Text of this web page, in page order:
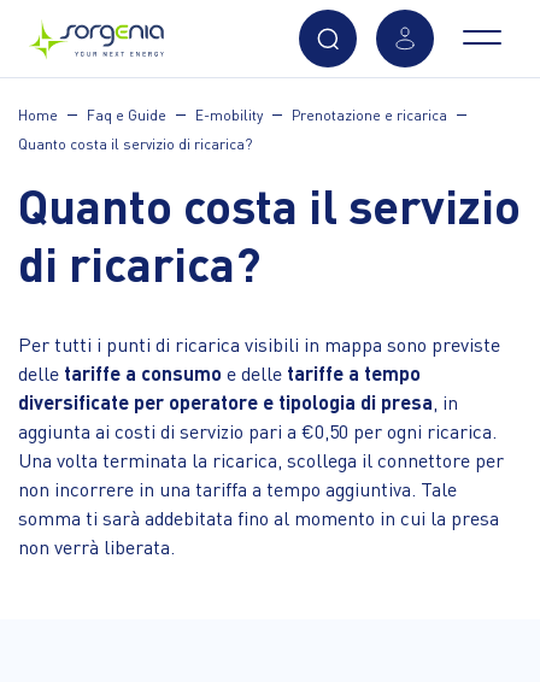
contenuto
Home Faq e Guide E-mobility
Prenotazione e ricarica
Quanto costa il servizio di ricarica?
Quanto costa il servizio
di ricarica?
Per tutti i punti di ricarica visibili in mappa sono previste
delle tariffe a consumo e delle tariffe a tempo
diversificate per operatore e tipologia di presa , in
aggiunta ai costi di servizio pari a €0,50 per ogni ricarica.
Una volta terminata la ricarica, scollega il connettore per
non incorrere in una tariffa a tempo aggiuntiva. Tale
somma ti sarà addebitata fino al momento in cui la presa
non verrà liberata.